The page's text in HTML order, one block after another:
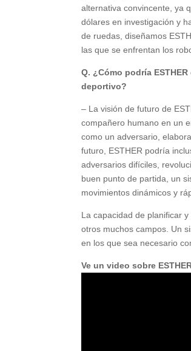
alternativa convincente, ya
dólares en investigación y
de ruedas, diseñamos
las que se enfrentan los
Q. ¿Cómo podría
deportivo?
– La visión de futuro de
compañero humano en un
como un adversario,
futuro, ESTHER podría
adversarios difíciles,
buen punto de partida, un
movimientos dinámicos y
La capacidad de planificar
otros muchos campos. Un
en los que sea necesario
Ve un video sobre